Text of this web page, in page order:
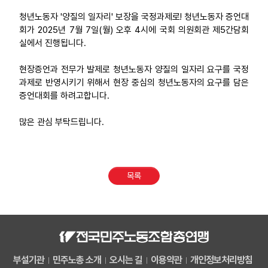
청년노동자 '양질의 일자리' 보장을 국정과제로! 청년노동자 증언대
회가 2025년 7월 7일(월) 오후 4시에 국회 의원회관 제5간담회
실에서 진행됩니다.
현장증언과 전무가 발제로 청년노동자 양질의 일자리 요구를 국정
과제로 반영시키기 위해서 현장 중심의 청년노동자의 요구를 담은
증언대회를 하려고합니다.
많은 관심 부탁드립니다.
목록
부설기관 민주노총 소개 오시는 길 이용약관 개인정보처리방침